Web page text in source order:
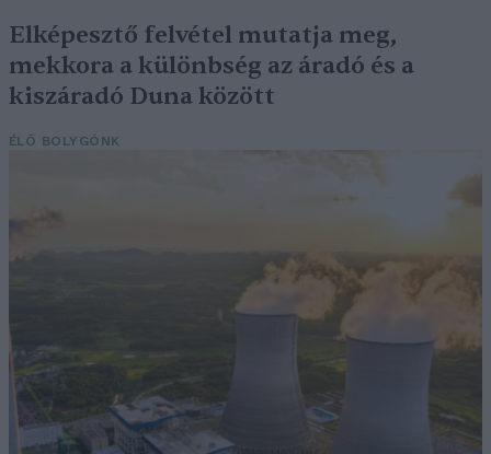
Elképesztő felvétel mutatja meg,
mekkora a különbség az áradó és a
kiszáradó Duna között
ÉLŐ BOLYGÓNK